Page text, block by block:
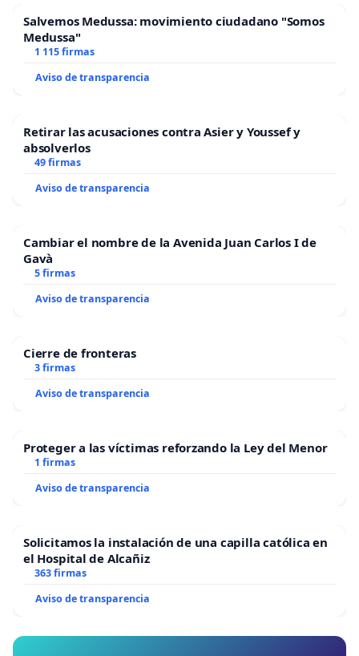
Salvemos Medussa: movimiento ciudadano "Somos
Medussa"
1 115 firmas
Aviso de transparencia
Retirar las acusaciones contra Asier y Youssef y
absolverlos
49 firmas
Aviso de transparencia
Cambiar el nombre de la Avenida Juan Carlos I de
Gavà
5 firmas
Aviso de transparencia
Cierre de fronteras
3 firmas
Aviso de transparencia
Proteger a las víctimas reforzando la Ley del Menor
1 firmas
Aviso de transparencia
Solicitamos la instalación de una capilla católica en
el Hospital de Alcañiz
363 firmas
Aviso de transparencia